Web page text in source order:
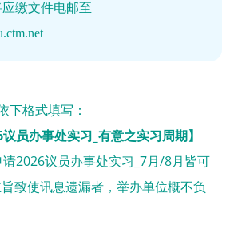
缴文件电邮至
下格式填写：
议员办事处实习_有意之实习周期】
2026议员办事处实习_7月/8月皆可
致使讯息遗漏者，举办单位概不负